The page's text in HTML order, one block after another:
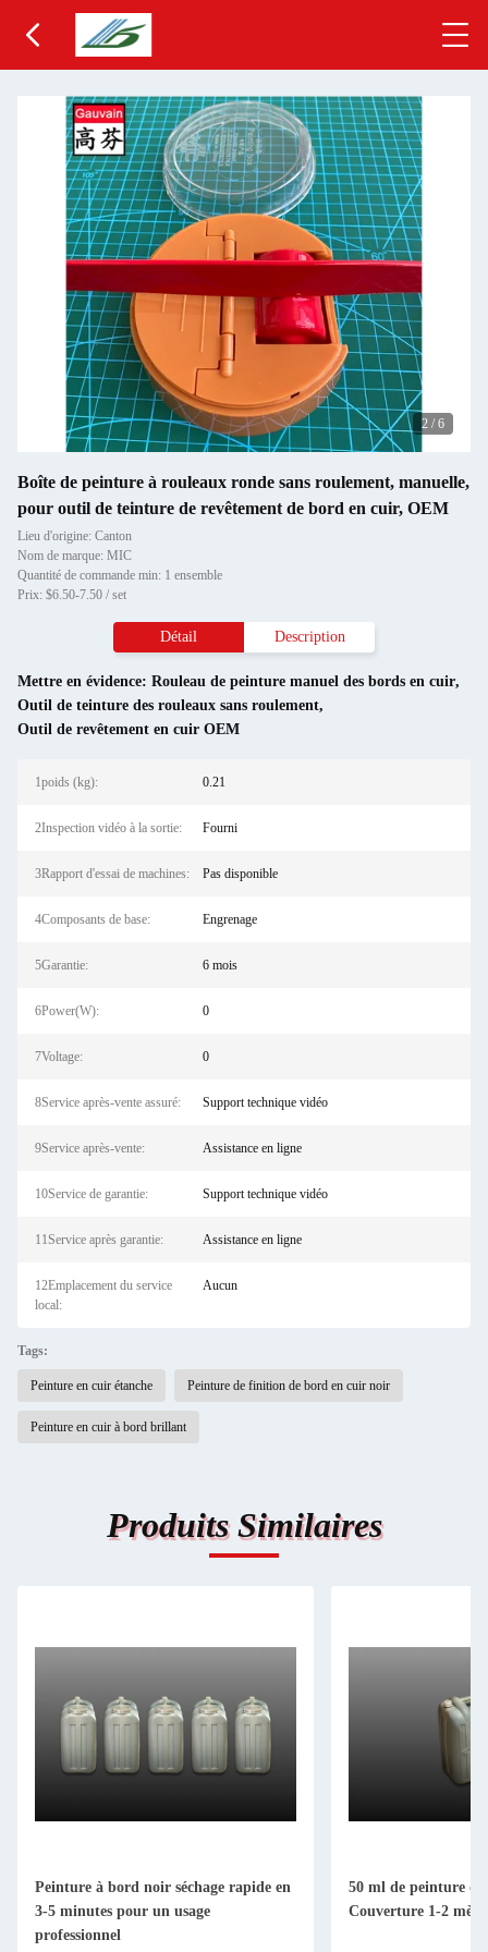
2 / 6
Boîte de peinture à rouleaux ronde sans roulement, manuelle,
pour outil de teinture de revêtement de bord en cuir, OEM
Lieu d'origine: Canton
Nom de marque: MIC
Quantité de commande min: 1 ensemble
Prix: $6.50-7.50 / set
Détail Description
Mettre en évidence: Rouleau de peinture manuel des bords en cuir,
Outil de teinture des rouleaux sans roulement,
Outil de revêtement en cuir OEM
1poids (kg): 0.21
2Inspection vidéo à la sortie: Fourni
3Rapport d'essai de machines: Pas disponible
4Composants de base: Engrenage
5Garantie: 6 mois
6Power(W): 0
7Voltage: 0
8Service après-vente assuré: Support technique vidéo
9Service après-vente: Assistance en ligne
10Service de garantie: Support technique vidéo
11Service après garantie: Assistance en ligne
12Emplacement du service
local:
Aucun
Tags:
Peinture en cuir étanche Peinture de finition de bord en cuir noir
Peinture en cuir à bord brillant
Produits Similaires
Peinture à bord noir séchage rapide en
3-5 minutes pour un usage
professionnel
50 ml de peinture
Couverture 1-2